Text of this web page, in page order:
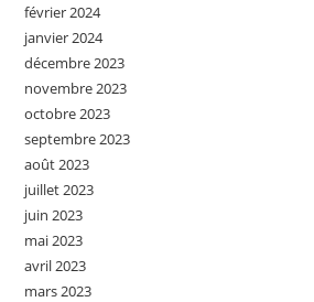
février 2024
janvier 2024
décembre 2023
novembre 2023
octobre 2023
septembre 2023
août 2023
juillet 2023
juin 2023
mai 2023
avril 2023
mars 2023